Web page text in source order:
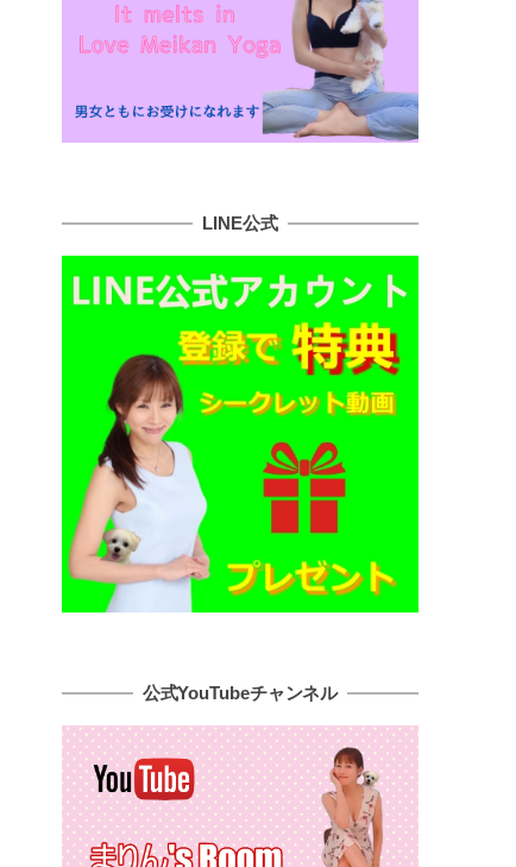
LINE公式
公式YouTubeチャンネル